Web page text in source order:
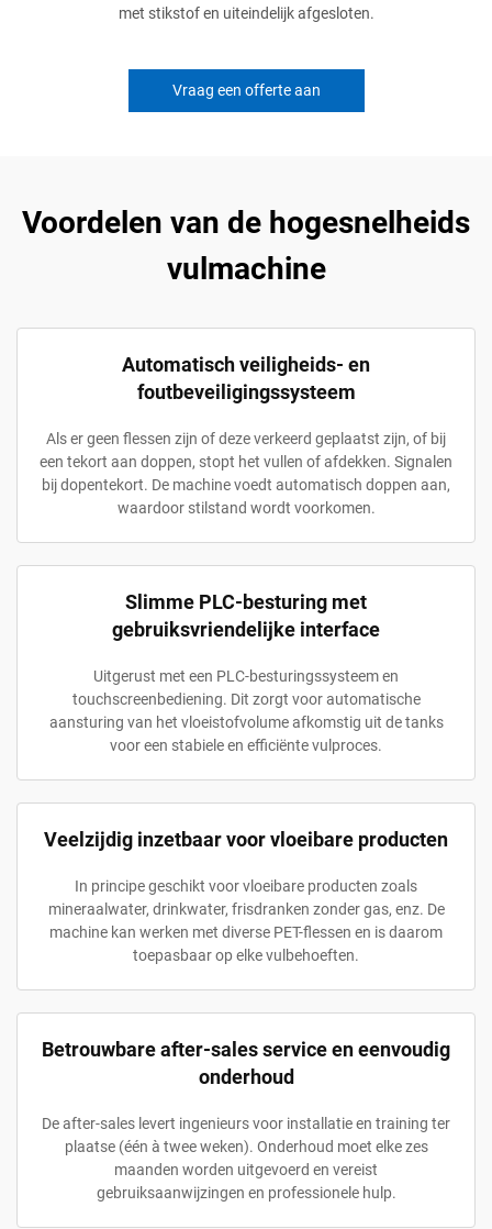
met stikstof en uiteindelijk afgesloten.
Vraag een offerte aan
Voordelen van de hogesnelheids
vulmachine
Automatisch veiligheids- en
foutbeveiligingssysteem
Als er geen flessen zijn of deze verkeerd geplaatst zijn, of bij
een tekort aan doppen, stopt het vullen of afdekken. Signalen
bij dopentekort. De machine voedt automatisch doppen aan,
waardoor stilstand wordt voorkomen.
Slimme PLC-besturing met
gebruiksvriendelijke interface
Uitgerust met een PLC-besturingssysteem en
touchscreenbediening. Dit zorgt voor automatische
aansturing van het vloeistofvolume afkomstig uit de tanks
voor een stabiele en efficiënte vulproces.
Veelzijdig inzetbaar voor vloeibare producten
In principe geschikt voor vloeibare producten zoals
mineraalwater, drinkwater, frisdranken zonder gas, enz. De
machine kan werken met diverse PET-flessen en is daarom
toepasbaar op elke vulbehoeften.
Betrouwbare after-sales service en eenvoudig
onderhoud
De after-sales levert ingenieurs voor installatie en training ter
plaatse (één à twee weken). Onderhoud moet elke zes
maanden worden uitgevoerd en vereist
gebruiksaanwijzingen en professionele hulp.